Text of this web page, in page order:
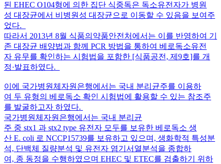
된 EHEC O104형에 의한 집단 식중독은 독소유전자가 병원
성 대장균에서 비병원성 대장균으로 이동할 수 있음을 보여주
었다.
따라서 2013년 8월 식품의약품안전처에서는 이를 반영하여 기
존 대장균 배양법과 함께 PCR 방법을 통하여 베로독소유전
자 유무를 확인하는 시험법을 포함한 [식품공전, 제9호]를 개
정·발표하였다.
이에 국가병원체자원은행에서는 국내 분리균주를 이용하
여 두 유형의 베로독소 확인 시험법에 활용할 수 있는 참조주
를 발굴하고자 하였다.
국가병원체자원은행에서는 국내 분리균
주 중 stx1 과 stx2 type 유전자 모두를 보유한 베로독소 생
산 E. coli 로 NCCP15739를 보유하고 있으며, 생화학적 특성분
석, 단백체 질량분석 및 유전자 염기서열분석을 종합하
여, 종 동정을 수행하였으며 EHEC 및 ETEC를 검출하기 위하